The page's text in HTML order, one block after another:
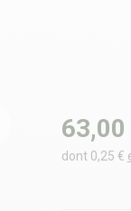
63,00
dont 0,25 €